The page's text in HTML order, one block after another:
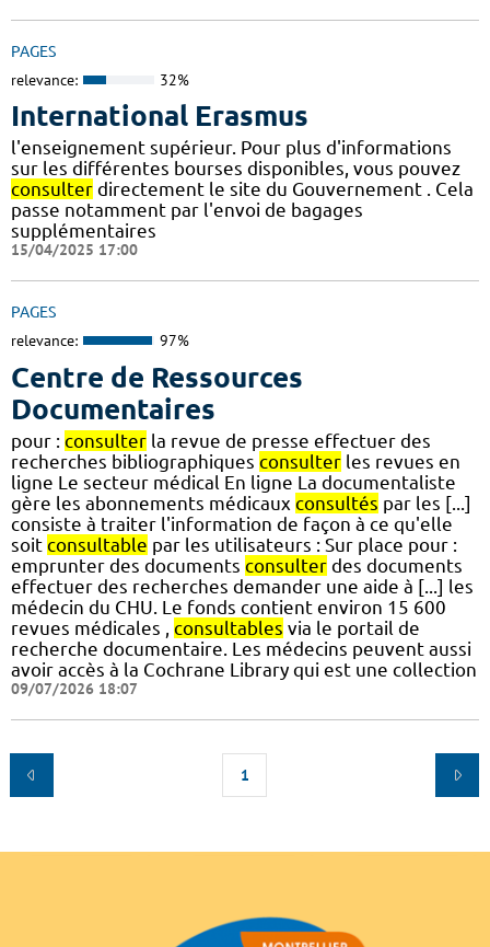
PAGES
relevance: 32%
International Erasmus
l'enseignement supérieur. Pour plus d'informations
sur les différentes bourses disponibles, vous pouvez
consulter directement le site du Gouvernement . Cela
passe notamment par l'envoi de bagages
supplémentaires
15/04/2025 17:00
PAGES
relevance: 97%
Centre de Ressources
Documentaires
pour : consulter la revue de presse effectuer des
recherches bibliographiques consulter les revues en
ligne Le secteur médical En ligne La documentaliste
gère les abonnements médicaux consultés par les [...]
consiste à traiter l'information de façon à ce qu'elle
soit consultable par les utilisateurs : Sur place pour :
emprunter des documents consulter des documents
effectuer des recherches demander une aide à [...] les
médecin du CHU. Le fonds contient environ 15 600
revues médicales , consultables via le portail de
recherche documentaire. Les médecins peuvent aussi
avoir accès à la Cochrane Library qui est une collection
09/07/2026 18:07
1